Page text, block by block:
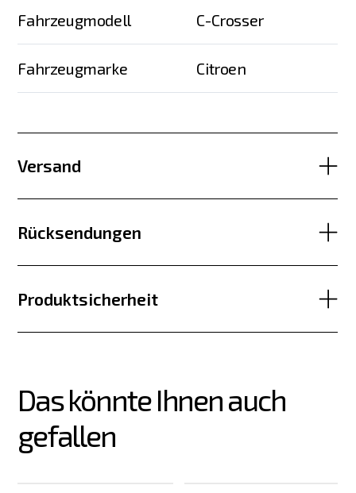
Fahrzeugmodell C-Crosser
Fahrzeugmarke Citroen
Versand
Rücksendungen
Produktsicherheit
Das könnte Ihnen auch
gefallen